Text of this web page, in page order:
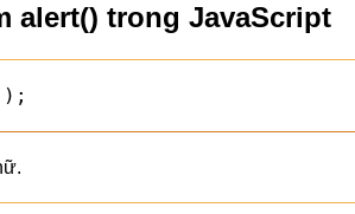
alert() trong JavaScript